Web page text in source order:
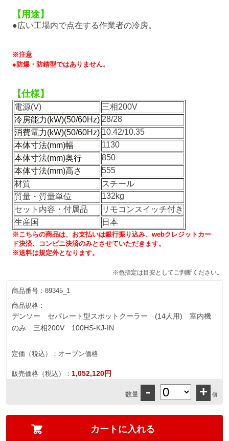
【用途】
●広い工場内で点在する作業者の冷房。
※注意
●防爆・防錆型ではありません。
【仕様】
電源(V)
三相200V
冷房能力(kW)(50/60Hz) 28/28
消費電力(kW)(50/60Hz) 10.42/10.35
本体寸法(mm)幅
1130
本体寸法(mm)奥行
850
本体寸法(mm)高さ
555
材質
スチール
質量・質量単位
132kg
セット内容・付属品
リモコンスイッチ付き
生産国
日本
※こちらの商品は、お支払いは銀行振り込み、webクレジットカー
ド決済、コンビニ決済のみとさせていただきます。
※送料は規定外となります。
※色指定は目安としてご判断ください。
商品番号： 89345_1
商品規格：
デンソー セパレート型スポットクーラー (14人用) 室内機
のみ 三相200V 100HS-KJ-IN
定価（税込）： オープン価格
販売価格（税込）： 1,052,120円
数量 - + 個